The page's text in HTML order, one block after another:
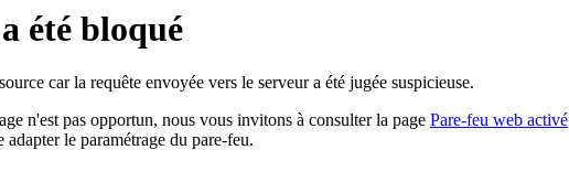
été bloqué
car la requête envoyée vers le serveur a été jugée suspicieuse.
n'est pas opportun, nous vous invitons à consulter la page Pare-feu web activé
le paramétrage du pare-feu.